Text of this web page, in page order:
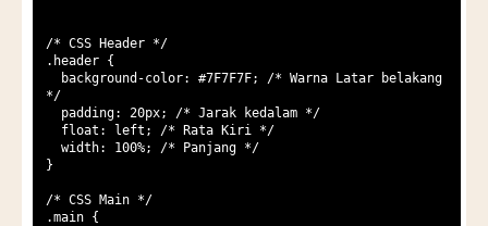
/* CSS Header */
.header {
*/
}
/* CSS Main */
.main {